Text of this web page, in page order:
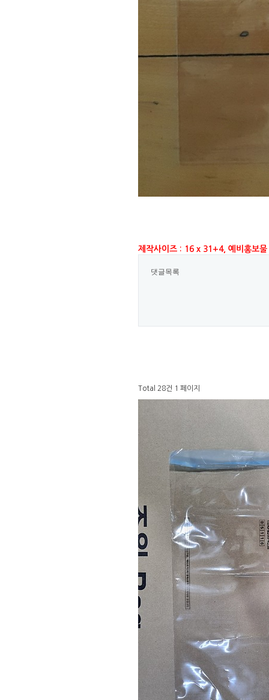
제작사이즈 : 16 x 31+4, 예비홍보물
댓글목록
Total 28건 1 페이지